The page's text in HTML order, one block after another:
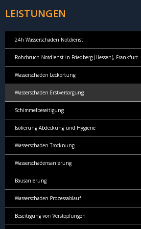
LEISTUNGEN
24h Wasserschaden Notdienst
Rohrbruch Notdienst in Friedberg (Hessen), Frankfurt
Wasserschaden Leckortung
Wasserschaden Erstversorgung
Schimmelbeseitigung
Isolierung Abdeckung und Hygiene
Wasserschaden Trocknung
Wasserschadensanierung
Bausanierung
Wasserschaden Prozessablauf
Beseitigung von Verstopfungen